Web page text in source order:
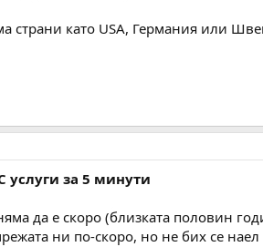
страни като USA, Германия или
услуги за 5 минути
да е скоро (близката половин
ни по-скоро, но не бих се наел